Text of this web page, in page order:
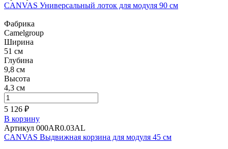
CANVAS Универсальный лоток для модуля 90 см
Фабрика
Camelgroup
Ширина
51 см
Глубина
9,8 см
Высота
4,3 см
5 126 ₽
В корзину
Артикул 000AR0.03AL
CANVAS Выдвижная корзина для модуля 45 см